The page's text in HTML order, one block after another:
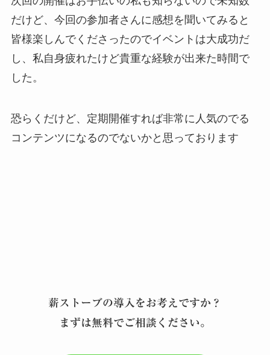
だけど、今回の参加者さんに感想を聞いてみると
皆様楽しんでくださったのでイベントは大成功だ
し、私自身疲れたけど貴重な経験が出来た時間で
した。
恐らくだけど、定期開催すれば非常に人気のでる
コンテンツになるのでないかと思っております
薪ストーブの導入をお考えですか？
まずは無料でご相談ください。